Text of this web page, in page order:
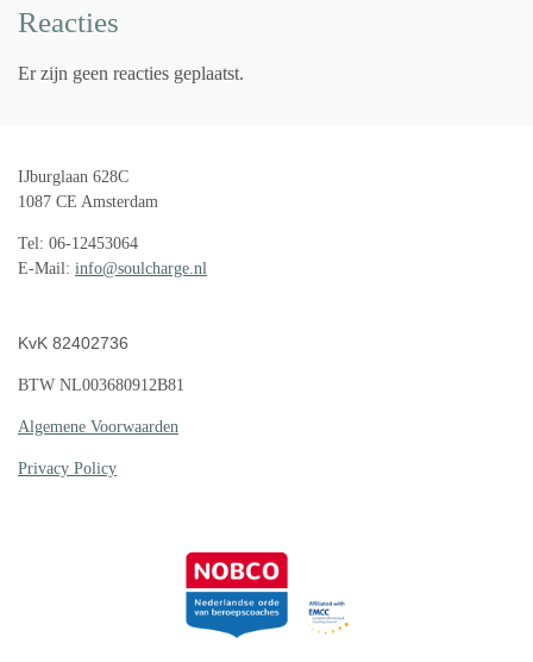
Reacties
Er zijn geen reacties geplaatst.
IJburglaan 628C
1087 CE Amsterdam
Tel: 06-12453064
E-Mail: info@soulcharge.nl
KvK 82402736
BTW NL003680912B81
Algemene Voorwaarden
Privacy Policy